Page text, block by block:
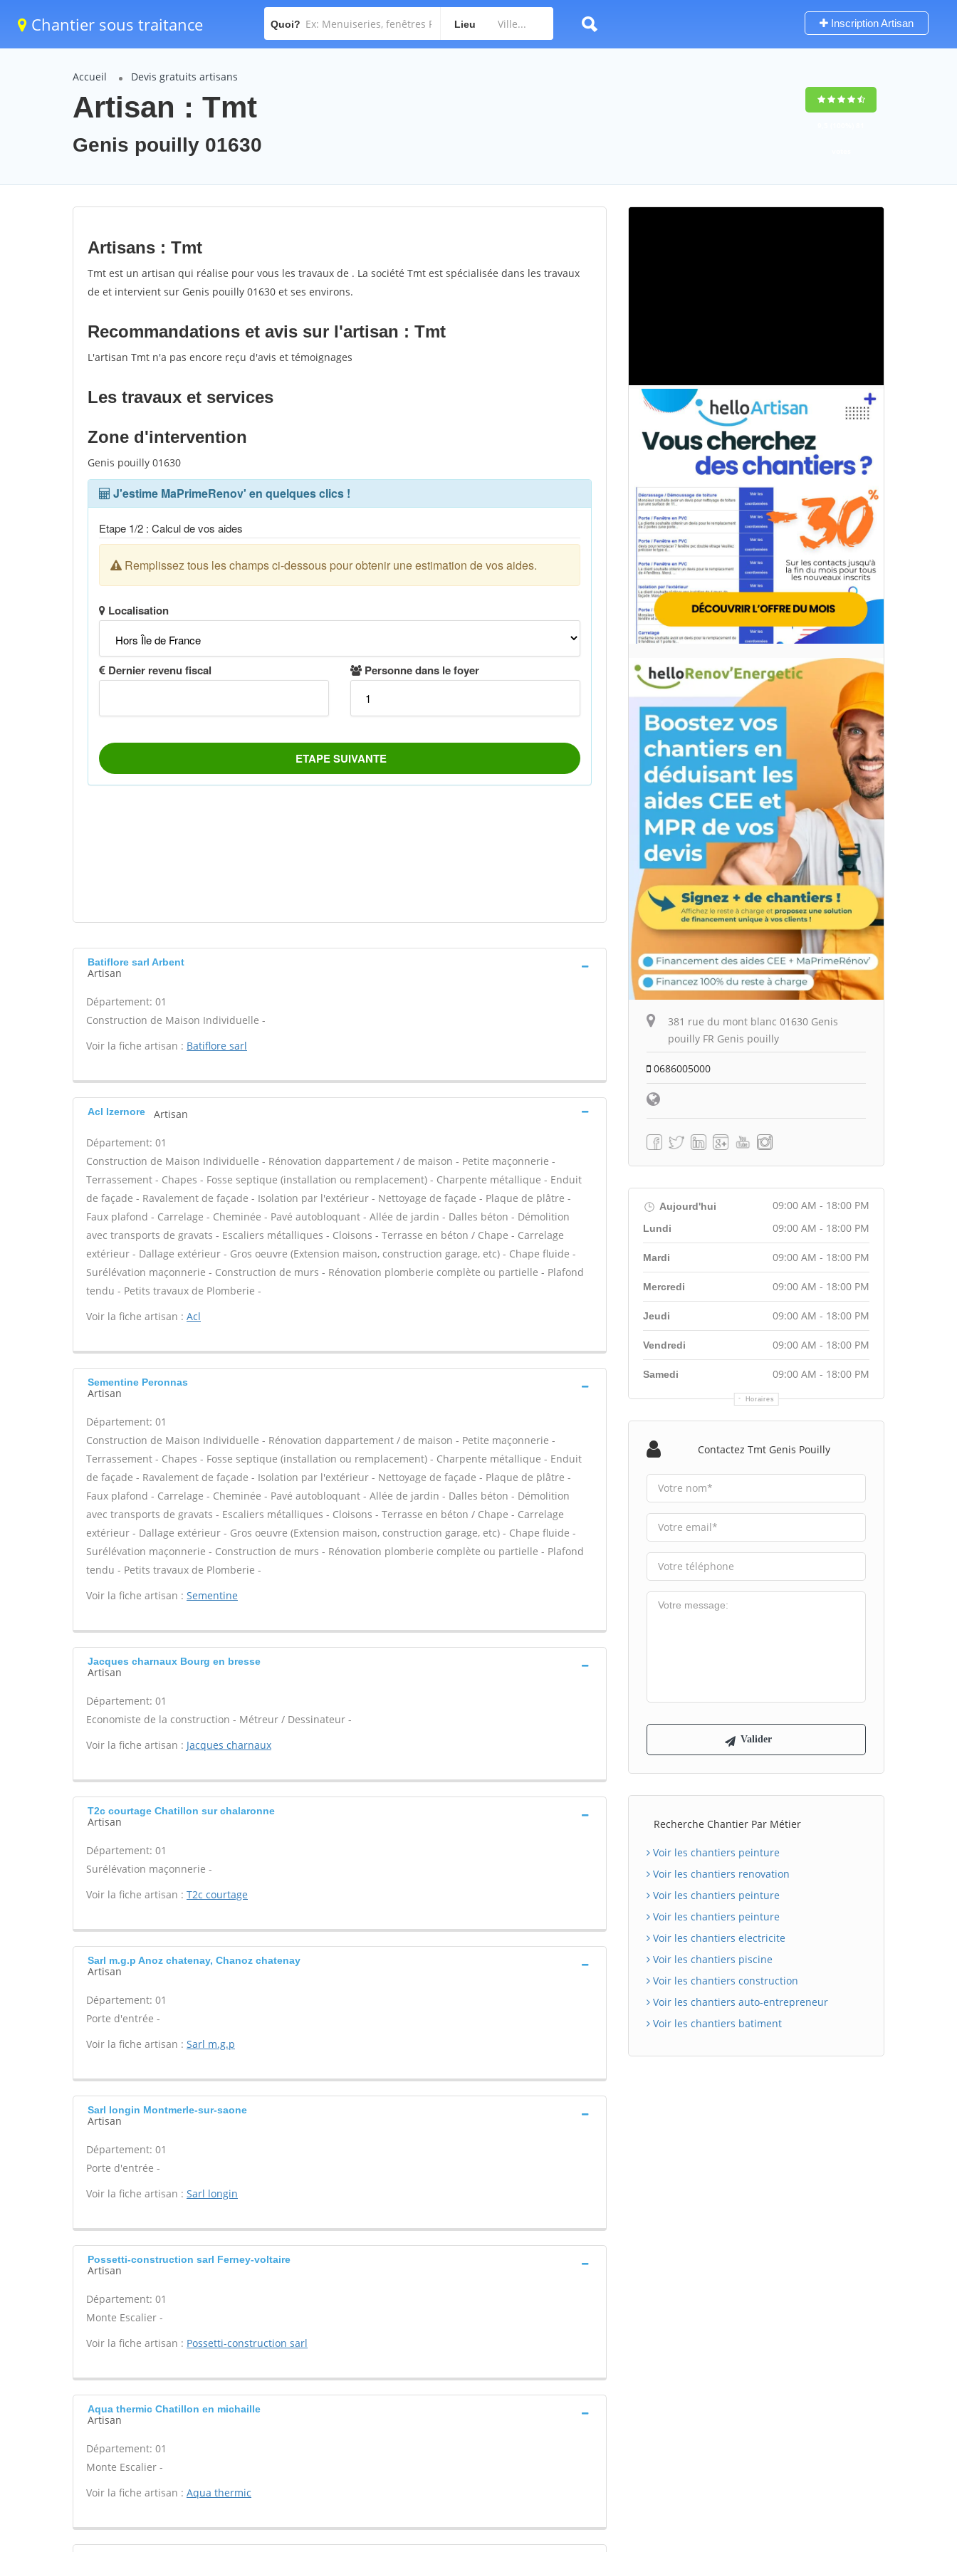
Chantier sous traitance Quoi? Lieu Inscription Artisan
Accueil Devis gratuits artisans
Artisan : Tmt
Genis pouilly 01630
Artisans : Tmt
Tmt est un artisan qui réalise pour vous les travaux de . La société Tmt est spécialisée dans les travaux
de et intervient sur Genis pouilly 01630 et ses environs.
Recommandations et avis sur l'artisan : Tmt
L'artisan Tmt n'a pas encore reçu d'avis et témoignages
Les travaux et services
Zone d'intervention
Genis pouilly 01630
Batiflore sarl Arbent
Artisan
Département: 01
Construction de Maison Individuelle -
Voir la fiche artisan : Batiflore sarl
Acl Izernore Artisan
Département: 01
Construction de Maison Individuelle - Rénovation dappartement / de maison - Petite maçonnerie -
Terrassement - Chapes - Fosse septique (installation ou remplacement) - Charpente métallique - Enduit
de façade - Ravalement de façade - Isolation par l'extérieur - Nettoyage de façade - Plaque de plâtre -
Faux plafond - Carrelage - Cheminée - Pavé autobloquant - Allée de jardin - Dalles béton - Démolition
avec transports de gravats - Escaliers métalliques - Cloisons - Terrasse en béton / Chape - Carrelage
extérieur - Dallage extérieur - Gros oeuvre (Extension maison, construction garage, etc) - Chape fluide -
Surélévation maçonnerie - Construction de murs - Rénovation plomberie complète ou partielle - Plafond
tendu - Petits travaux de Plomberie -
Voir la fiche artisan : Acl
Sementine Peronnas
Artisan
Département: 01
Construction de Maison Individuelle - Rénovation dappartement / de maison - Petite maçonnerie -
Terrassement - Chapes - Fosse septique (installation ou remplacement) - Charpente métallique - Enduit
de façade - Ravalement de façade - Isolation par l'extérieur - Nettoyage de façade - Plaque de plâtre -
Faux plafond - Carrelage - Cheminée - Pavé autobloquant - Allée de jardin - Dalles béton - Démolition
avec transports de gravats - Escaliers métalliques - Cloisons - Terrasse en béton / Chape - Carrelage
extérieur - Dallage extérieur - Gros oeuvre (Extension maison, construction garage, etc) - Chape fluide -
Surélévation maçonnerie - Construction de murs - Rénovation plomberie complète ou partielle - Plafond
tendu - Petits travaux de Plomberie -
Voir la fiche artisan : Sementine
Jacques charnaux Bourg en bresse
Artisan
Département: 01
Economiste de la construction - Métreur / Dessinateur -
Voir la fiche artisan : Jacques charnaux
T2c courtage Chatillon sur chalaronne
Artisan
Département: 01
Surélévation maçonnerie -
Voir la fiche artisan : T2c courtage
Sarl m.g.p Anoz chatenay, Chanoz chatenay
Artisan
Département: 01
Porte d'entrée -
Voir la fiche artisan : Sarl m.g.p
Sarl longin Montmerle-sur-saone
Artisan
Département: 01
Porte d'entrée -
Voir la fiche artisan : Sarl longin
Possetti-construction sarl Ferney-voltaire
Artisan
Département: 01
Monte Escalier -
Voir la fiche artisan : Possetti-construction sarl
Aqua thermic Chatillon en michaille
Artisan
Département: 01
Monte Escalier -
Voir la fiche artisan : Aqua thermic
381 rue du mont blanc 01630 Genis
pouilly FR Genis pouilly
0686005000
Aujourd'hui 09:00 AM - 18:00 PM
Horaires
Lundi 09:00 AM - 18:00 PM
Mardi 09:00 AM - 18:00 PM
Mercredi 09:00 AM - 18:00 PM
Jeudi 09:00 AM - 18:00 PM
Vendredi 09:00 AM - 18:00 PM
Samedi 09:00 AM - 18:00 PM
Contactez Tmt Genis Pouilly
Recherche Chantier Par Métier
Voir les chantiers peinture
Voir les chantiers renovation
Voir les chantiers peinture
Voir les chantiers peinture
Voir les chantiers electricite
Voir les chantiers piscine
Voir les chantiers construction
Voir les chantiers auto-entrepreneur
Voir les chantiers batiment